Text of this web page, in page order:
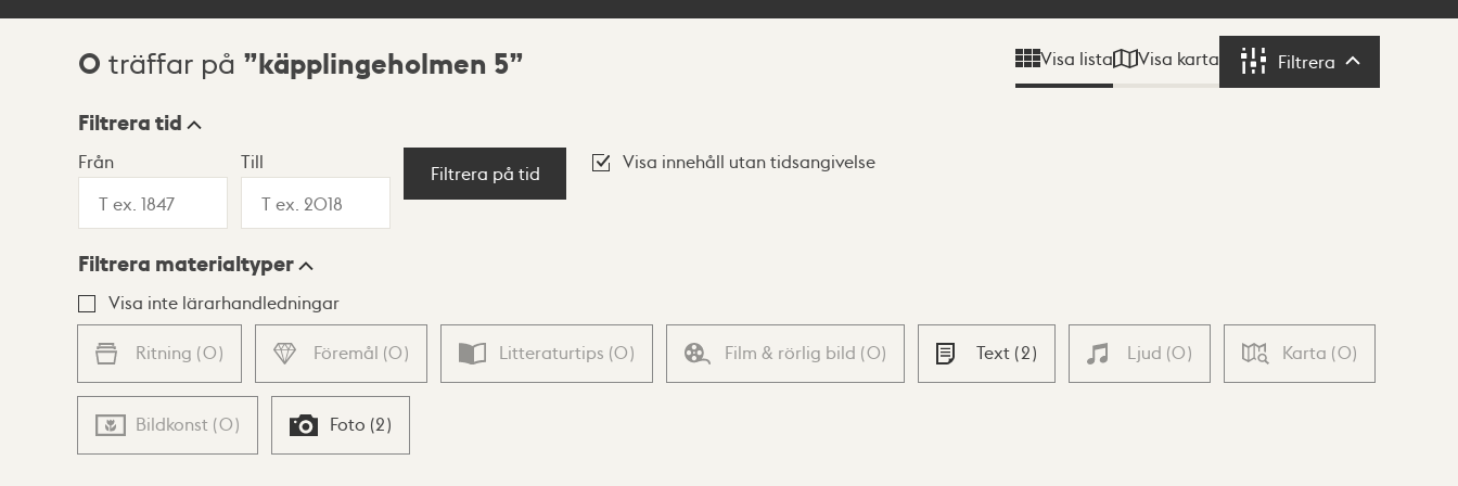
Sökresultat
0 träffar på käpplingeholmen 5 Visa lista Visa karta Filtrera Filtrera
Visningsläge
Lista Karta
Filtrera tid
Från Till
Filtrera på tid
Visa innehåll utan tidsangivelse
Filtrera materialtyper
Visa inte lärarhandledningar
Ritning (0) Föremål (0) Litteraturtips (0) Film & rörlig bild (0) Text (2) Ljud (0) Karta (0)
Bildkonst (0) Foto (2)